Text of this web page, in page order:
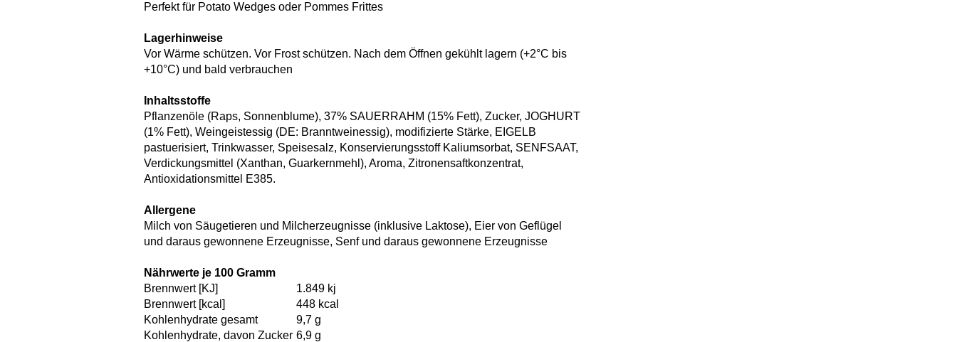
Perfekt für Potato Wedges oder Pommes Frittes
Lagerhinweise
Vor Wärme schützen. Vor Frost schützen. Nach dem Öffnen gekühlt lagern (+2°C bis
+10°C) und bald verbrauchen
Inhaltsstoffe
Pflanzenöle (Raps, Sonnenblume), 37% SAUERRAHM (15% Fett), Zucker, JOGHURT
(1% Fett), Weingeistessig (DE: Branntweinessig), modifizierte Stärke, EIGELB
pastuerisiert, Trinkwasser, Speisesalz, Konservierungsstoff Kaliumsorbat, SENFSAAT,
Verdickungsmittel (Xanthan, Guarkernmehl), Aroma, Zitronensaftkonzentrat,
Antioxidationsmittel E385.
Allergene
Milch von Säugetieren und Milcherzeugnisse (inklusive Laktose), Eier von Geflügel
und daraus gewonnene Erzeugnisse, Senf und daraus gewonnene Erzeugnisse
Nährwerte je 100 Gramm
Brennwert [KJ]
1.849 kj
Brennwert [kcal]
448 kcal
Kohlenhydrate gesamt
9,7 g
Kohlenhydrate, davon Zucker 6,9 g